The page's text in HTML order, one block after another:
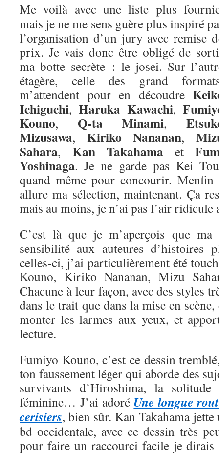
Me voilà avec une liste plus
mais je ne me sens guère plus inspiré
l’organisation d’un jury avec remise
prix. Je vais donc être obligé de
ma botte secrète : le josei. Sur
étagère, celle des grand
m’attendent pour en découdre
Ichiguchi, Haruka Kawachi,
Kouno, Q-ta Minami,
Mizusawa, Kiriko Nananan,
Sahara, Kan Takahama et
Yoshinaga. Je ne garde pas Kei
quand même pour concourir.
allure ma sélection, maintenant. Ça
mais au moins, je n’ai pas l’air ridicule
C’est là que je m’aperçois que
sensibilité aux auteures d’histoires
celles-ci, j’ai particulièrement été
Kouno, Kiriko Nananan, Mizu
Chacune à leur façon, avec des styles
dans le trait que dans la mise en
monter les larmes aux yeux, et
lecture.
Fumiyo Kouno, c’est ce dessin
ton faussement léger qui aborde des
survivants d’Hiroshima, la
féminine… J’ai adoré Une longue
cerisiers, bien sûr. Kan Takahama
bd occidentale, avec ce dessin très
pour faire un raccourci facile je dirais